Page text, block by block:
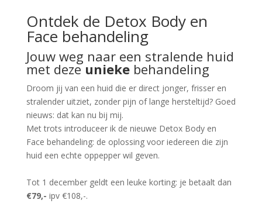
Ontdek de Detox Body en
Face behandeling
Jouw weg naar een stralende huid
met dezeuniekebehandeling
Droom jij van een huid die er direct jonger, frisser en
stralender uitziet, zonder pijn of lange hersteltijd? Goed
nieuws: dat kan nu bij mij.
Met trots introduceer ik de nieuwe Detox Body en
Face behandeling: de oplossing voor iedereen die zijn
huid een echte oppepper wil geven.
Tot 1 december geldt een leuke korting: je betaalt dan
€79,- ipv €108,-.